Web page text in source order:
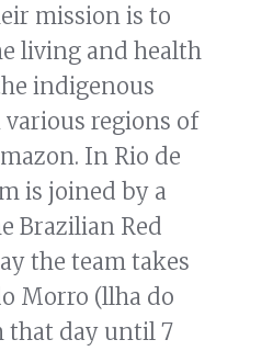
mission is to
living and health
indigenous
regions of
In Rio de
is joined by a
Brazilian Red
the team takes
Morro (llha do
that day until 7